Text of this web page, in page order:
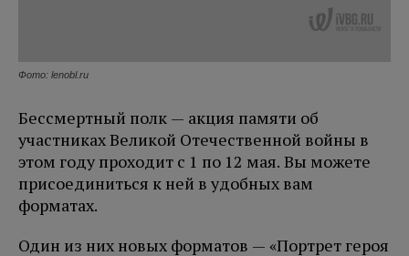
Фото: lenobl.ru
Бессмертный полк — акция памяти об
участниках Великой Отечественной войны в
этом году проходит с 1 по 12 мая. Вы можете
присоединиться к ней в удобных вам
форматах.
Один из них новых форматов — «Портрет героя